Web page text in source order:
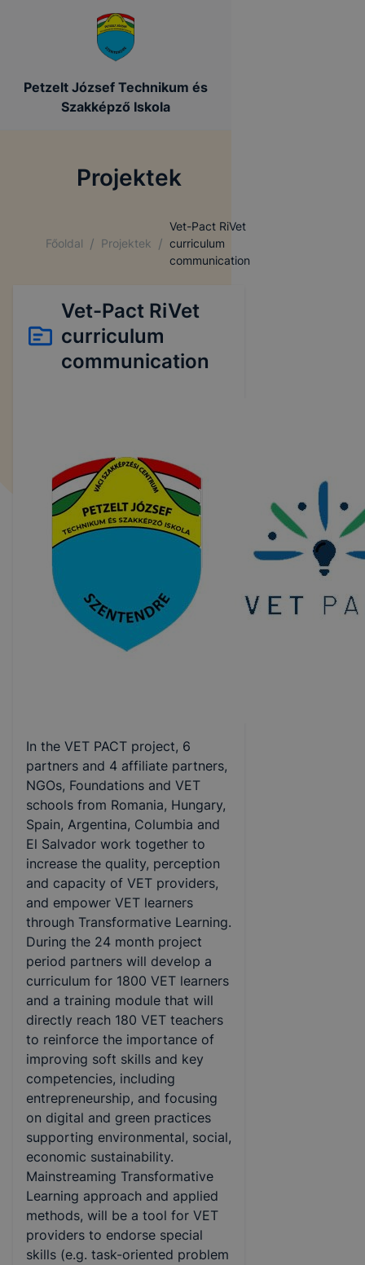
Petzelt József Technikum és
Szakképző Iskola
Projektek
Főoldal / Projektek /
Vet-Pact RiVet
curriculum
communication
Vet-Pact RiVet
curriculum
communication
In the VET PACT project, 6
partners and 4 affiliate partners,
NGOs, Foundations and VET
schools from Romania, Hungary,
Spain, Argentina, Columbia and
El Salvador work together to
increase the quality, perception
and capacity of VET providers,
and empower VET learners
through Transformative Learning.
During the 24 month project
period partners will develop a
curriculum for 1800 VET learners
and a training module that will
directly reach 180 VET teachers
to reinforce the importance of
improving soft skills and key
competencies, including
entrepreneurship, and focusing
on digital and green practices
supporting environmental, social,
economic sustainability.
Mainstreaming Transformative
Learning approach and applied
methods, will be a tool for VET
providers to endorse special
skills (e.g. task-oriented problem